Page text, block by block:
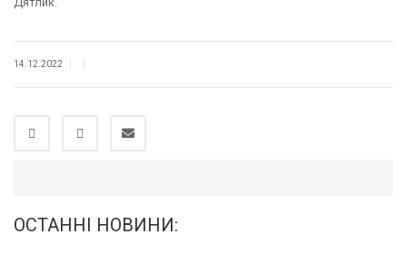
14.12.2022
ОСТАННІ НОВИНИ: